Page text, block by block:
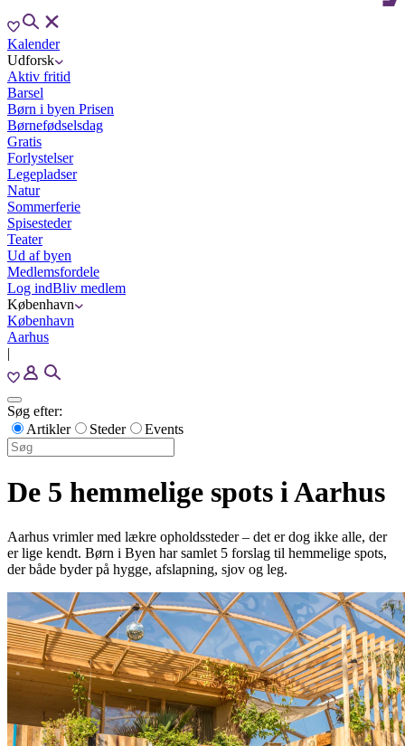
Kalender
Udforsk
Aktiv fritid
Barsel
Børn i byen Prisen
Børnefødselsdag
Gratis
Forlystelser
Legepladser
Natur
Sommerferie
Spisesteder
Teater
Ud af byen
Medlemsfordele
Log indBliv medlem
København
København
Aarhus
|
Søg efter:
Artikler
Steder Events
De 5 hemmelige spots i Aarhus
Aarhus vrimler med lækre opholdssteder – det er dog ikke alle, der
er lige kendt. Børn i Byen har samlet 5 forslag til hemmelige spots,
der både byder på hygge, afslapning, sjov og leg.